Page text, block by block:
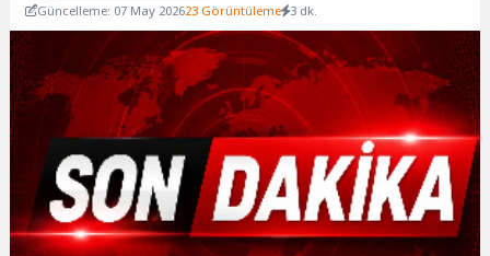
Güncelleme: 07 May 202623 Görüntüleme 3 dk.